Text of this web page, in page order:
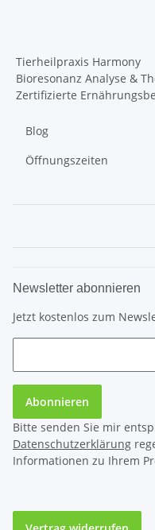
Tierheilpraxis Harmony
Bioresonanz Analyse &
Zertifizierte
Blog
Öffnungszeiten
Newsletter abonnieren
Jetzt kostenlos zum
Abonnieren
Bitte senden Sie mir
Datenschutzerklärung
Informationen zu Ihrem